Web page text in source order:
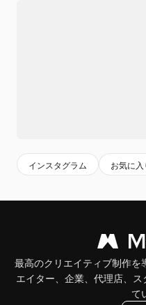
インスタグラム お気に入
最高のクリエイティブ制作を
エイター、企業、代理店、
て